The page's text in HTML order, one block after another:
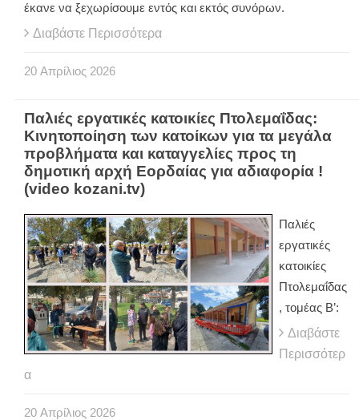
έκανε να ξεχωρίσουμε εντός και εκτός συνόρων.
Διαβάστε Περισσότερα
20 Απρίλιος 2026
Παλιές εργατικές κατοικίες Πτολεμαΐδας:
Κινητοποίηση των κατοίκων για τα μεγάλα
προβλήματα και καταγγελίες προς τη
δημοτική αρχή Εορδαίας για αδιαφορία !
(video kozani.tv)
Παλιές
εργατικές
κατοικίες
Πτολεμαΐδας
, τομέας Β’:
Διαβάστε
Περισσότερ
α
20 Απρίλιος 2026